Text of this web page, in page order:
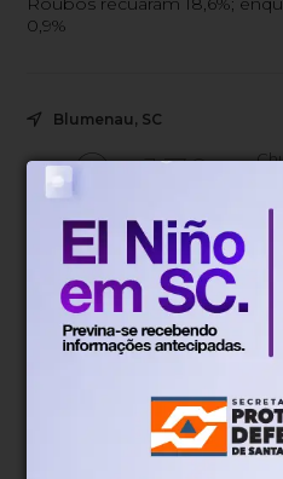
0,9%
Blumenau, SC
13°
Sensação
20%(0.28mm)
QUA QUI